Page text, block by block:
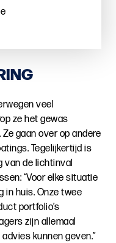
veel
ze het gewas
gaan over op andere
Tegelijkertijd is
van de lichtinval
“Voor elke situatie
in huis. Onze twee
portfolio’s
zijn allemaal
kunnen geven.”